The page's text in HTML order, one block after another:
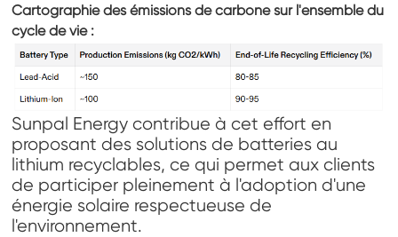
Cartographie des émissions de carbone sur l'ensemble du
cycle de vie :
Sunpal Energy contribue à cet effort en
proposant des solutions de batteries au
lithium recyclables, ce qui permet aux clients
de participer pleinement à l'adoption d'une
énergie solaire respectueuse de
l'environnement.